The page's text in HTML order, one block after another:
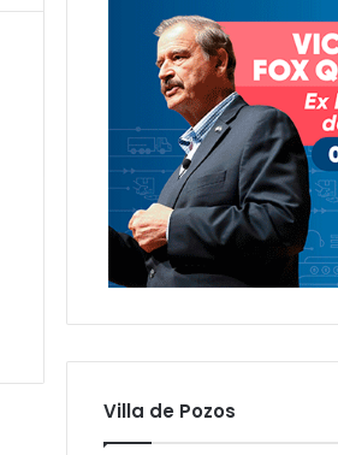
Villa de Pozos